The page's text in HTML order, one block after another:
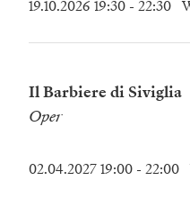
19.10.2026 19:30 - 22:30
Il Barbiere di Siviglia
Oper
02.04.2027 19:00 - 22:00